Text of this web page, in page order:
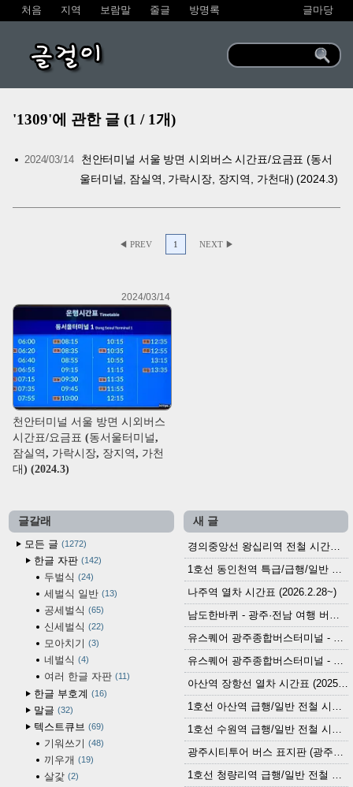
처음 지역 보람말 줄글 방명록 글마당
글걸이
'1309'에 관한 글 (1 / 1개)
2024/03/14
천안터미널 서울 방면 시외버스 시간표/요금표 (동서
울터미널, 잠실역, 가락시장, 장지역, 가천대) (2024.3)
◀ PREV 1 NEXT ▶
2024/03/14
천안터미널 서울 방면 시외버스
시간표/요금표 (동서울터미널,
잠실역, 가락시장, 장지역, 가천
대) (2024.3)
글갈래
모든 글
1272
한글 자판 142
두벌식 24
세벌식 일반 13
공세벌식 65
신세벌식 22
모아치기 3
네벌식 4
여러 한글 자판 11
한글 부호계 16
말글 32
텍스트큐브 69
기워쓰기 48
끼우개 19
살갗 2
새 글
경의중앙선 왕십리역 전철 시간표 (2026.4.20~)
1호선 동인천역 특급/급행/일반 전철 시간표 (2026.2.28~)
나주역 열차 시간표 (2026.2.28~)
남도한바퀴 - 광주·전남 여행 버스 노선 (2026.3.1~5.31)
유스퀘어 광주종합버스터미널 - 곡성,순천／화순,보성,율포 방면 시외버스 시간표 (2026.1.31)
유스퀘어 광주종합버스터미널 - 담양, 순창, 남원, 무주, 장수, 거창, 대구 방면 시외버스 시간표 (2026...
아산역 장항선 열차 시간표 (2025.12.30 기준) (무궁화호, ITX-마음, 새마을호, 서해금빛열차)
1호선 아산역 급행/일반 전철 시간표 (2025.12.30~)
1호선 수원역 급행/일반 전철 시간표 (2025.12.30~)
광주시티투어 버스 표지판 (광주역 정류장) (2024?)
1호선 청량리역 급행/일반 전철 시간표 · 노선도 (2025.12.30~)